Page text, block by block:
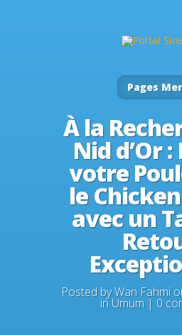
Pages
À la
Nid d’Or
votre
le
avec un
Posted byWan Fahmi
inUmum| 0